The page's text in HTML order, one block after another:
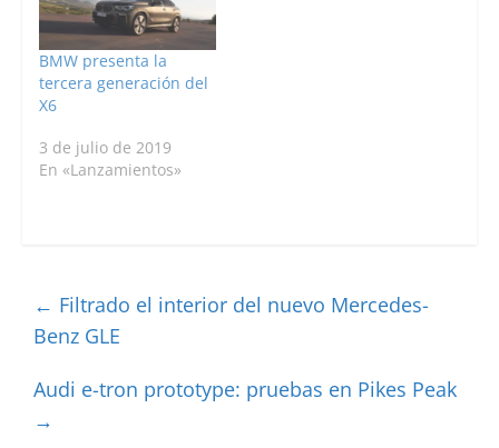
BMW presenta la
tercera generación del
X6
3 de julio de 2019
En «Lanzamientos»
← Filtrado el interior del nuevo Mercedes-
Benz GLE
Audi e-tron prototype: pruebas en Pikes Peak
→